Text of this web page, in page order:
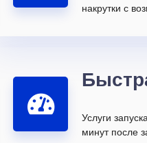
накрутки с
Услуги
минут после